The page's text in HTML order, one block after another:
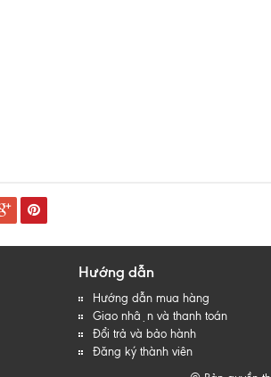
Hướng dẫn
Hướng dẫn mua hàng
Giao nhận và thanh toán
Đổi trả và bảo hành
Đăng ký thành viên